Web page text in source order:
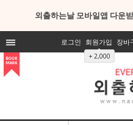
외출하는날 모바일앱 다운
로그인 회원가입
+ 2,000
장바